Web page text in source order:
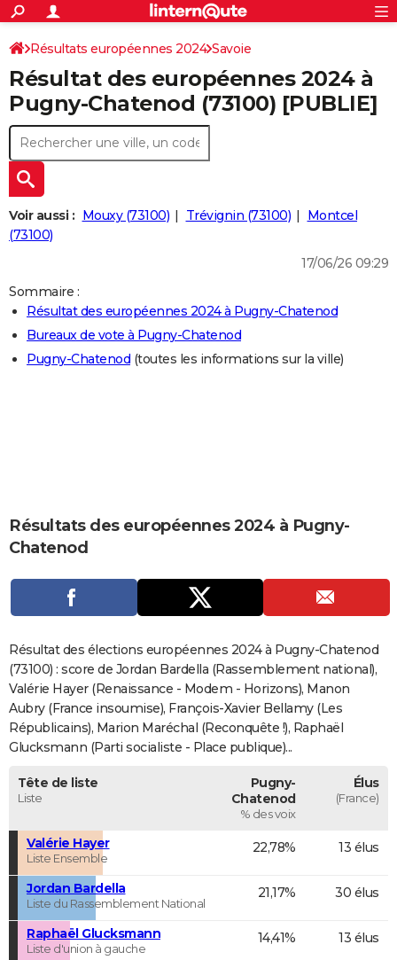
ACTUALITÉS
Politique
Société
Faits Divers
Education
Monde
Villes
+
SPORT
Coupe du monde 2026
Football
Tennis
Cyclisme
Rugby
Forum
Programme TV
TNT
Streaming
Cinéma
Sorties cinéma
Musique
+
FINANCE
Retraite
Impôts
Epargne
Immobilier
Risques naturels par ville
Banque
Assurance
Crédit
AUTO
Essais
Réserver un essai
Citadines
Berlines
SUV
Forum auto
+
HIGH-TECH
Mobiles
Meilleur smartphone
Internet
Ordinateurs
Jeux vidéo
Guide high-tech
+
BRICOLAGE
Guides de France
Escapades
Patrimoine
Expositions
Musées
Week-end nature
LIFESTYLE
Art de vivre
Bien-être
Loisirs
Mode
Modes de vie
CARTE DE VOEUX
Carte de Noël
Carte Bonne année
Carte Saint-Valentin
Carte Pâques
Carte d'anniversaire
Dictionnaire
Biographies
Expressions
Proverbes
PROGRAMME TV
S'inscrire
Se connecter
Lycées
Collèges
Primaires
Universités
Entreprises
Service militaire
Avis de recherche
AVIS DE DÉCÈS
FORUM
Bricolage
Lifestyle
Culture
SportAuto
Television
Voyage
Cinema
S'inscrire
Connexion
Résultats européennes 2024 Savoie
Résultat des européennes 2024 à
Pugny-Chatenod (73100) [PUBLIE]
Voir aussi : Mouxy (73100) Trévignin (73100)
Montcel
(73100)
17/06/26 09:29
Sommaire :
Résultat des européennes 2024 à Pugny-Chatenod
Bureaux de vote à Pugny-Chatenod
Pugny-Chatenod (toutes les informations sur la ville)
Résultats des européennes 2024 à Pugny-
Chatenod
Résultat des élections européennes 2024 à Pugny-Chatenod
(73100) : score de Jordan Bardella (Rassemblement national),
Valérie Hayer (Renaissance - Modem - Horizons), Manon
Aubry (France insoumise), François-Xavier Bellamy (Les
Républicains), Marion Maréchal (Reconquête !), Raphaël
Glucksmann (Parti socialiste - Place publique)...
Tête de liste
Liste
Pugny-
Chatenod
% des voix
Élus
(France)
Valérie Hayer
Liste Ensemble
22,78% 13 élus
Jordan Bardella
Liste du Rassemblement National
21,17% 30 élus
Raphaël Glucksmann
Liste d'union à gauche
14,41% 13 élus